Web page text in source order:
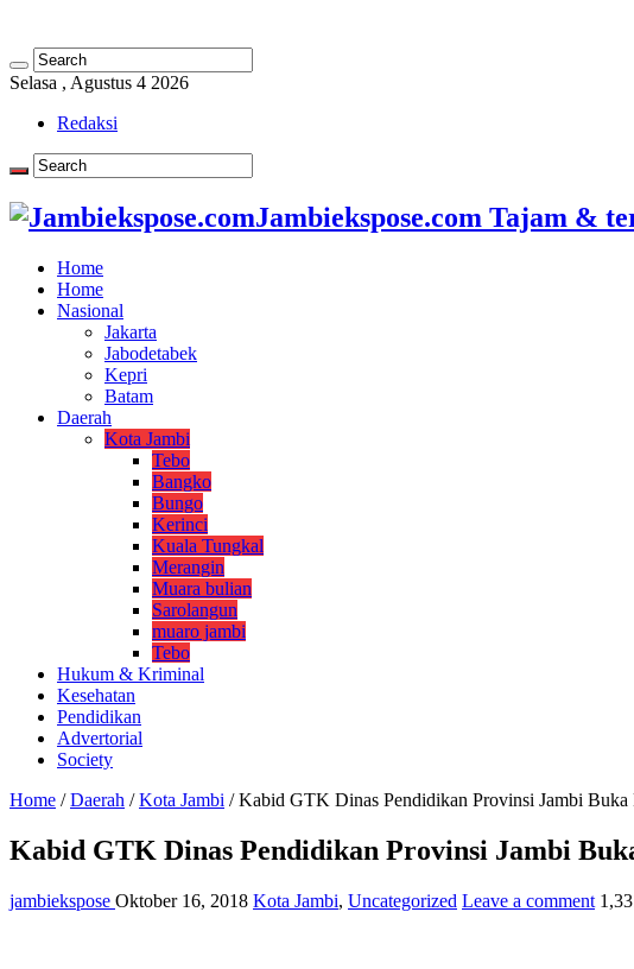
Selasa , Agustus 4 2026
Redaksi
Jambiekspose.com Tajam &
Home
Home
Nasional
Jakarta
Jabodetabek
Kepri
Batam
Daerah
Kota Jambi
Tebo
Bangko
Bungo
Kerinci
Kuala Tungkal
Merangin
Muara bulian
Sarolangun
muaro jambi
Tebo
Hukum & Kriminal
Kesehatan
Pendidikan
Advertorial
Society
Home / Daerah / Kota Jambi / Kabid GTK Dinas Pendidikan Provinsi Jambi
Kabid GTK Dinas Pendidikan Provinsi Jambi
jambiekspose Oktober 16, 2018 Kota Jambi, Uncategorized Leave a comment